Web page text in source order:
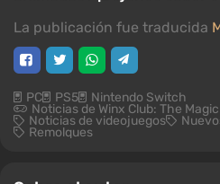
La publicación fue traducida
PC PS5 Nintendo Switch
Noticias de Winx Club: The
Noticias de videojuegos
Remolques